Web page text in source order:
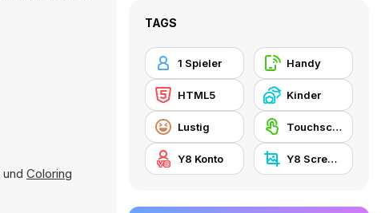
und Coloring
TAGS
1 Spieler Handy
HTML5 Kinder
Lustig Touchscreen
Y8 Konto Y8 Screenshot